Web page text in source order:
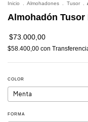
Inicio Almohadones Tusor
Almohadón Tusor
$73.000,00
$58.400,00 con
COLOR
FORMA